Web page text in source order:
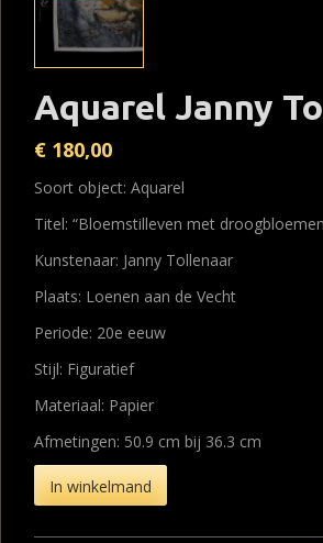
Aquarel Janny
€ 180,00
Soort object: Aquarel
Titel: “Bloemstilleven met
Kunstenaar: Janny Tollenaar
Plaats: Loenen aan de Vecht
Periode: 20e eeuw
Stijl: Figuratief
Materiaal: Papier
Afmetingen: 50.9 cm bij 36.3 cm
In winkelmand